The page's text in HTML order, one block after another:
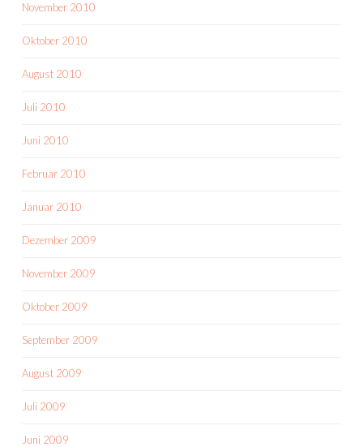
November 2010
Oktober 2010
August 2010
Juli 2010
Juni 2010
Februar 2010
Januar 2010
Dezember 2009
November 2009
Oktober 2009
September 2009
August 2009
Juli 2009
Juni 2009